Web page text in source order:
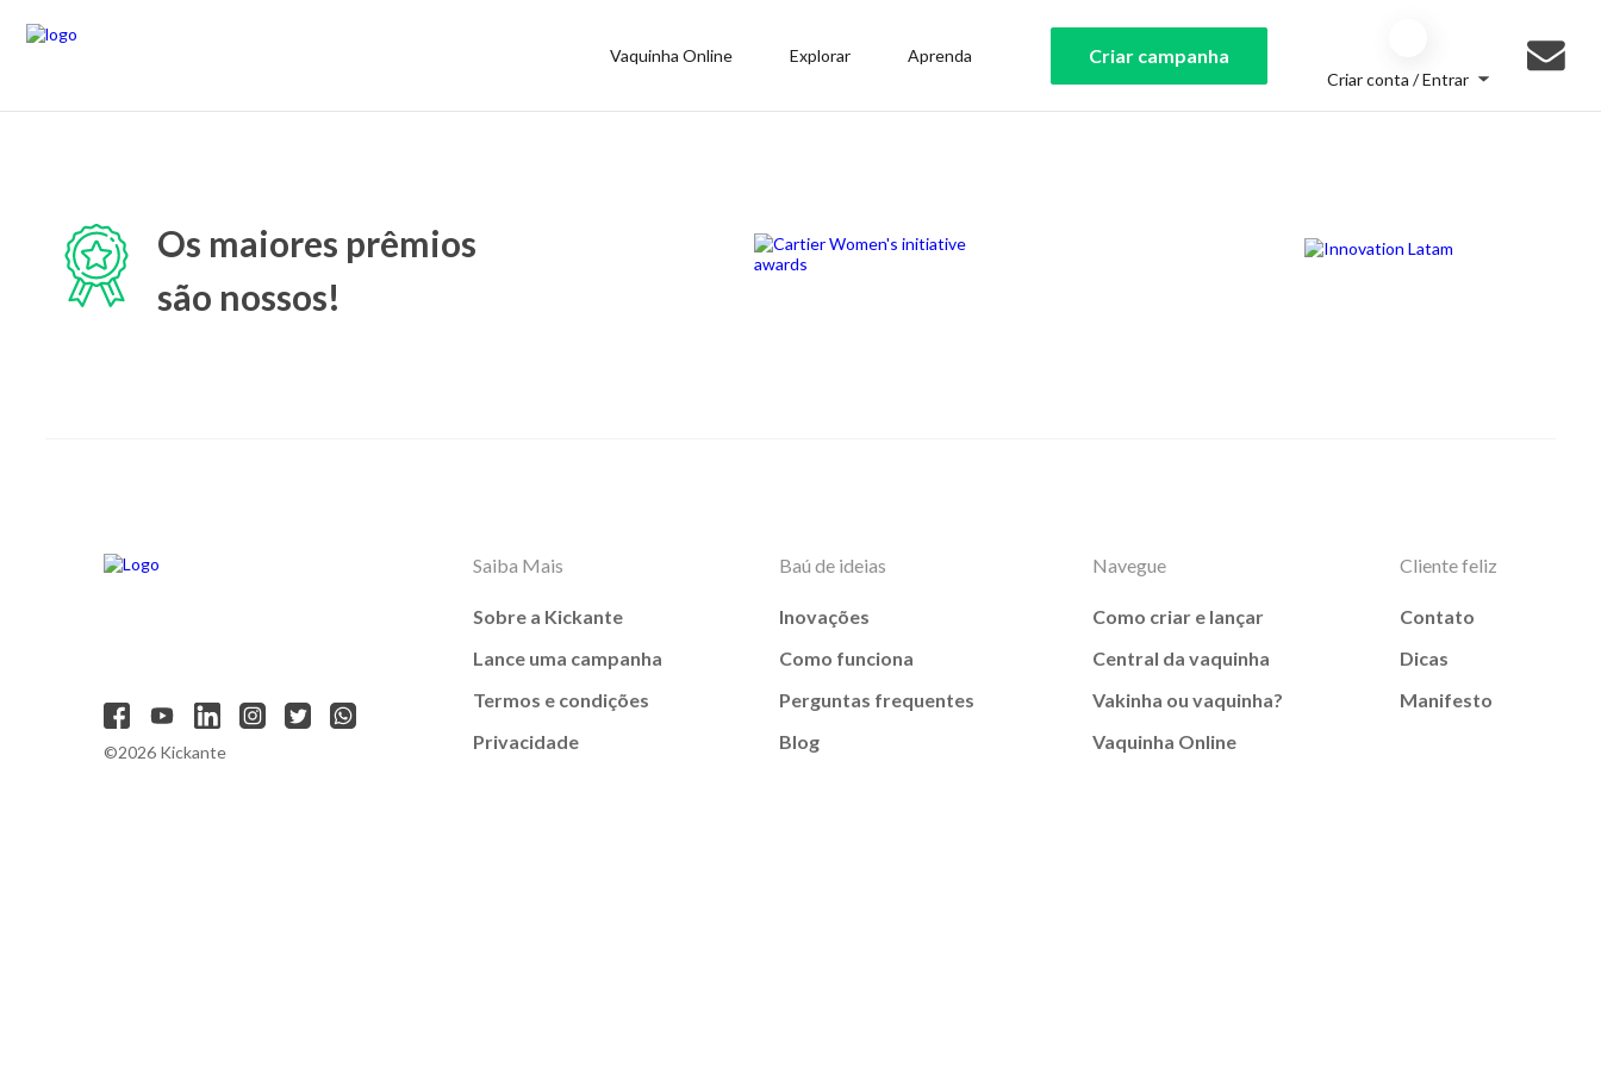
Vaquinha Online Explorar Aprenda Criar campanha
Criar conta / Entrar
Os maiores prêmios
são nossos!
©2026 Kickante
Saiba Mais
Sobre a Kickante
Lance uma campanha
Termos e condições
Privacidade
Baú de ideias
Inovações
Como funciona
Perguntas frequentes
Blog
Navegue
Como criar e lançar
Central da vaquinha
Vakinha ou vaquinha?
Vaquinha Online
Cliente feliz
Contato
Dicas
Manifesto